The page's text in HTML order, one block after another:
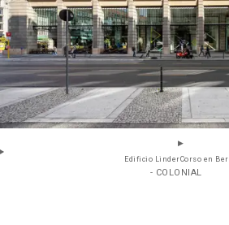
Edificio LinderCorso en
- COLONIAL